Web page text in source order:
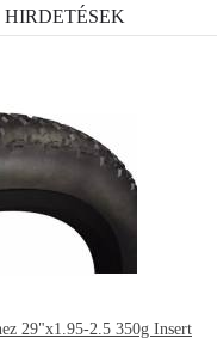
29"x1.95-2.5 350g Insert